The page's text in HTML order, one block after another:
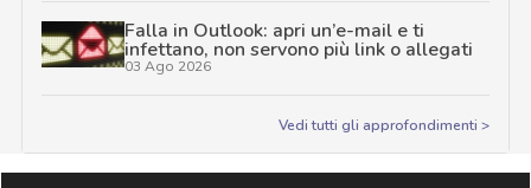
Falla in Outlook: apri un’e-mail e ti
infettano, non servono più link o allegati
03 Ago 2026
Vedi tutti gli approfondimenti >